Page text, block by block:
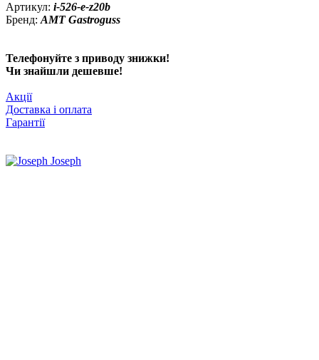
Артикул: i-526-e-z20b
Бренд: AMT Gastroguss
Телефонуйте з приводу знижки!
Чи знайшли дешевше!
Акції
Доставка і оплата
Гарантії